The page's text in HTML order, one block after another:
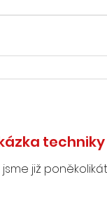
techniky
již